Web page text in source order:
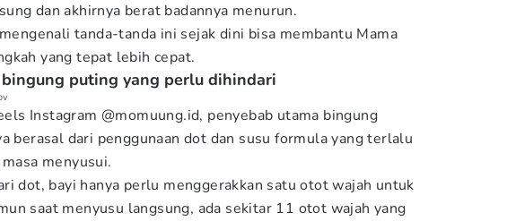
dan akhirnya berat badannya menurun.
tanda-tanda ini sejak dini bisa membantu Mama
yang tepat lebih cepat.
bingung puting yang perlu dihindari
Instagram @momuung.id, penyebab utama bingung
berasal dari penggunaan dot dan susu formula yang terlalu
menyusui.
dot, bayi hanya perlu menggerakkan satu otot wajah untuk
saat menyusu langsung, ada sekitar 11 otot wajah yang